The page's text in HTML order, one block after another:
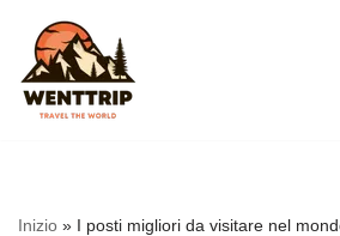
Vai
al
contenuto
Inizio » I posti migliori da visitare nel